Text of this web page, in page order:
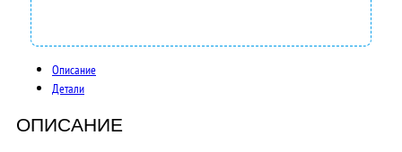
0
0
0
0
Описание
Детали
ОПИСАНИЕ